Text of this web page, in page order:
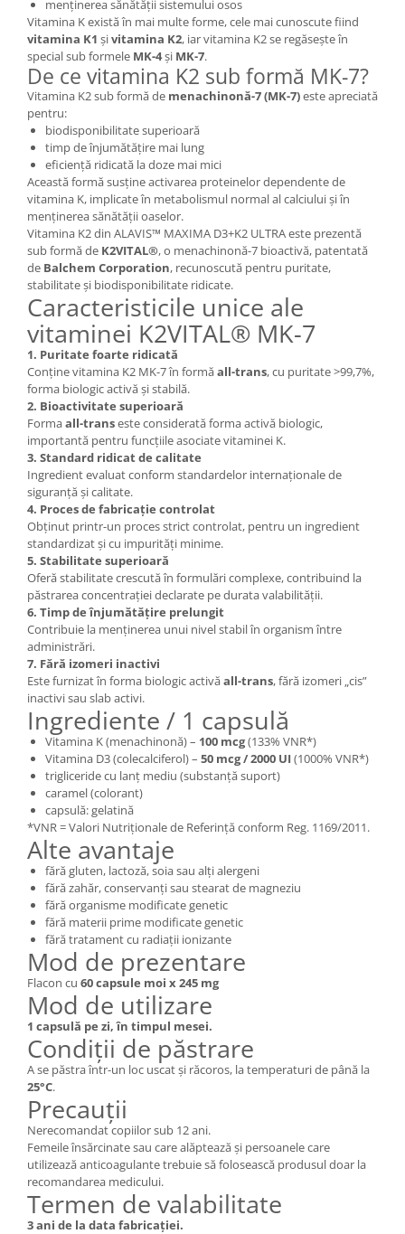
menținerea sănătății sistemului osos
Vitamina K există în mai multe forme, cele mai cunoscute fiind
vitamina K1 șivitamina K2, iar vitamina K2 se regăsește în
special sub formele MK-4și MK-7.
De ce vitamina K2 sub formă MK-7?
Vitamina K2 sub formă de menachinonă-7 (MK-7)este apreciată
pentru:
biodisponibilitate superioară
timp de înjumătățire mai lung
eficiență ridicată la doze mai mici
Această formă susține activarea proteinelor dependente de
vitamina K, implicate în metabolismul normal al calciului și în
menținerea sănătății oaselor.
Vitamina K2 din ALAVIS™ MAXIMA D3+K2 ULTRA este prezentă
sub formă de K2VITAL®, o menachinonă-7 bioactivă, patentată
de Balchem Corporation, recunoscută pentru puritate,
stabilitate și biodisponibilitate ridicate.
Caracteristicile unice ale
vitaminei K2VITAL® MK-7
1. Puritate foarte ridicată
Conține vitamina K2 MK-7 în formăall-trans, cu puritate >99,7%,
forma biologic activă și stabilă.
2. Bioactivitate superioară
Formaall-transeste considerată forma activă biologic,
importantă pentru funcțiile asociate vitaminei K.
3. Standard ridicat de calitate
Ingredient evaluat conform standardelor internaționale de
siguranță și calitate.
4. Proces de fabricație controlat
Obținut printr-un proces strict controlat, pentru un ingredient
standardizat și cu impurități minime.
5. Stabilitate superioară
Oferă stabilitate crescută în formulări complexe, contribuind la
păstrarea concentrației declarate pe durata valabilității.
6. Timp de înjumătățire prelungit
Contribuie la menținerea unui nivel stabil în organism între
administrări.
7. Fără izomeri inactivi
Este furnizat în forma biologic activăall-trans, fără izomeri „cis”
inactivi sau slab activi.
Ingrediente / 1 capsulă
Vitamina K (menachinonă) – 100 mcg(133% VNR*)
Vitamina D3 (colecalciferol) – 50 mcg / 2000 UI (1000% VNR*)
trigliceride cu lanț mediu (substanță suport)
caramel (colorant)
capsulă: gelatină
*VNR = Valori Nutriționale de Referință conform Reg. 1169/2011.
Alte avantaje
fără gluten, lactoză, soia sau alți alergeni
fără zahăr, conservanți sau stearat de magneziu
fără organisme modificate genetic
fără materii prime modificate genetic
fără tratament cu radiații ionizante
Mod de prezentare
Flacon cu 60 capsule moi x 245 mg
Mod de utilizare
1 capsulă pe zi, în timpul mesei.
Condiții de păstrare
A se păstra într-un loc uscat și răcoros, la temperaturi de până la
25°C.
Precauții
Nerecomandat copiilor sub 12 ani.
Femeile însărcinate sau care alăptează și persoanele care
utilizează anticoagulante trebuie să folosească produsul doar la
recomandarea medicului.
Termen de valabilitate
3 ani de la data fabricației.